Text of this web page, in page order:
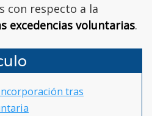
con respecto a la
excedencias voluntarias.
tras